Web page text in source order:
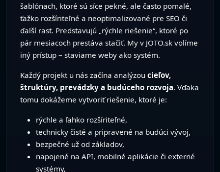
AI ako kolega, nie ako hračka
Väčšina AI nástrojov ostane na úrovni experimentu
– skúsite, otestujete a tým to končí. My sa
pozeráme na AI inak: ako nareálneho
do vašich procesov. Nechceme ďalší „chatbot pre
chatbot“, ale asistenta, ktorý má konkrétne úlohy a
výsledky.
Každý AI projekt začínameanalýzou procesov, dát
a cieľov. Spoločne si zodpovieme otázky: